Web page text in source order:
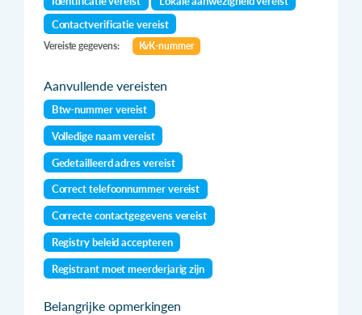
Contactverificatie vereist
Vereiste gegevens: KvK-nummer
Aanvullende vereisten
Btw-nummer vereist
Volledige naam vereist
Gedetailleerd adres vereist
Correct telefoonnummer vereist
Correcte contactgegevens vereist
Registry beleid accepteren
Registrant moet meerderjarig zijn
Belangrijke opmerkingen